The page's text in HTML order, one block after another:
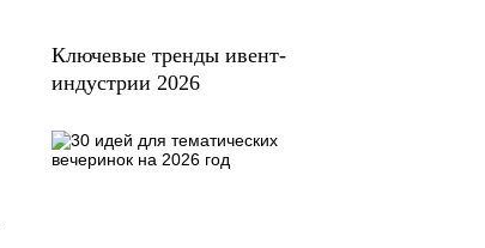
Ключевые тренды ивент-
индустрии 2026